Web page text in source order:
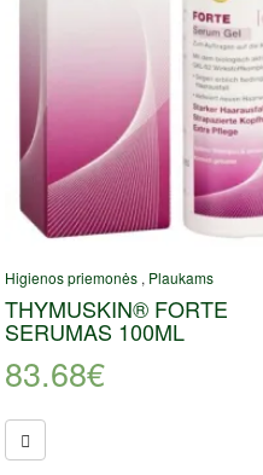
Higienos priemonės, Plaukams
THYMUSKIN® FORTE
SERUMAS 100ML
83.68€